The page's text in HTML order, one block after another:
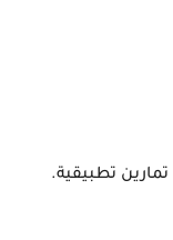
تمارين تطبيقية.